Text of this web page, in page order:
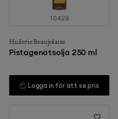
10429
Huilerie Beaujolaise
Pistagenötsolja 250 ml
Logga in för att se pris